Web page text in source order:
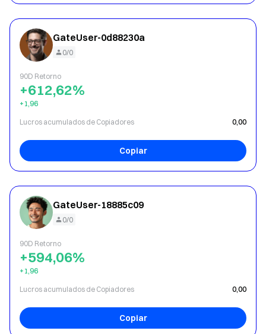
GateUser-0d88230a
0/0
90D Retorno
+612,62%
+1,96
Lucros acumulados de Copiadores 0,00
Copiar
GateUser-18885c09
0/0
90D Retorno
+594,06%
+1,96
Lucros acumulados de Copiadores 0,00
Copiar